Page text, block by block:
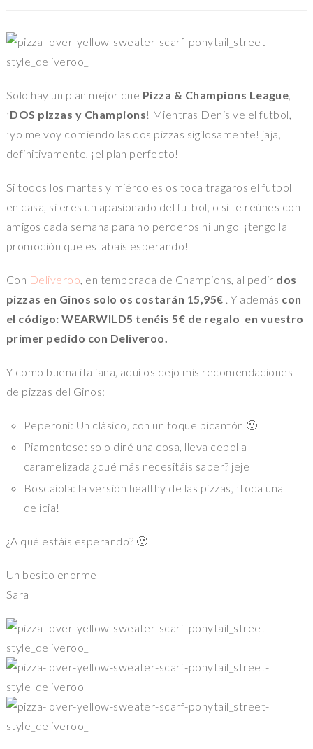
Solo hay un plan mejor que Pizza & Champions League,
¡DOS pizzas y Champions! Mientras Denis ve el futbol,
¡yo me voy comiendo las dos pizzas sigilosamente! jaja,
definitivamente, ¡el plan perfecto!
Si todos los martes y miércoles os toca tragaros el futbol
en casa, si eres un apasionado del futbol, o si te reúnes con
amigos cada semana para no perderos ni un gol ¡tengo la
promoción que estabais esperando!
Con Deliveroo, en temporada de Champions, al pedir dos
pizzas en Ginos solo os costarán 15,95€ . Y además con
el código: WEARWILD5 tenéis 5€ de regalo en vuestro
primer pedido con Deliveroo.
Y como buena italiana, aquí os dejo mis recomendaciones
de pizzas del Ginos:
Peperoni: Un clásico, con un toque picantón 🙂
Piamontese: solo diré una cosa, lleva cebolla
caramelizada ¿qué más necesitáis saber? jeje
Boscaiola: la versión healthy de las pizzas, ¡toda una
delicia!
¿A qué estáis esperando? 🙂
Un besito enorme
Sara